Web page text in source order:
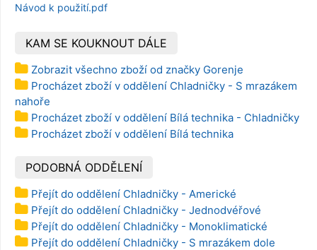
Návod k použití.pdf
KAM SE KOUKNOUT DÁLE
Zobrazit všechno zboží od značky Gorenje
Procházet zboží v oddělení Chladničky - S mrazákem
nahoře
Procházet zboží v oddělení Bílá technika - Chladničky
Procházet zboží v oddělení Bílá technika
PODOBNÁ ODDĚLENÍ
Přejít do oddělení Chladničky - Americké
Přejít do oddělení Chladničky - Jednodvéřové
Přejít do oddělení Chladničky - Monoklimatické
Přejít do oddělení Chladničky - S mrazákem dole